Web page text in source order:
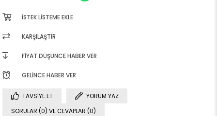
İSTEK LISTEME EKLE
KARŞILAŞTIR
FIYAT DÜŞÜNCE HABER VER
GELINCE HABER VER
TAVSIYE ET
YORUM YAZ
SORULAR (0) VE CEVAPLAR (0)